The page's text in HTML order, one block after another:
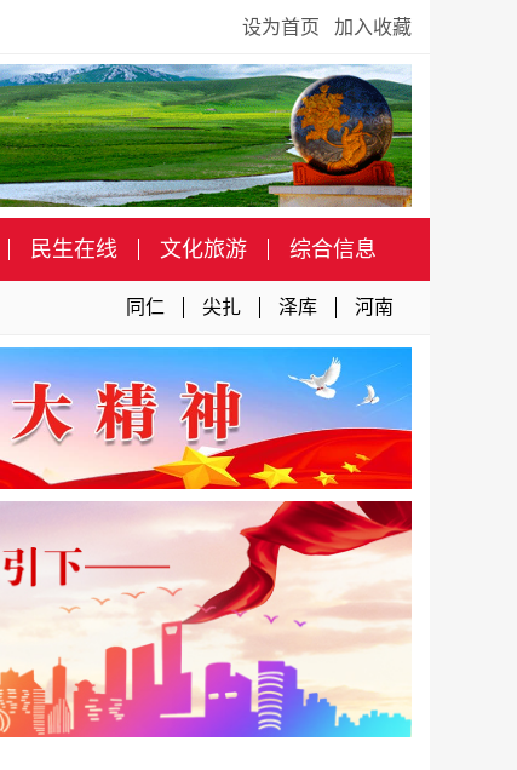
设为首页 加入收藏
民生在线 文化旅游 综合信息
同仁 尖扎 泽库 河南